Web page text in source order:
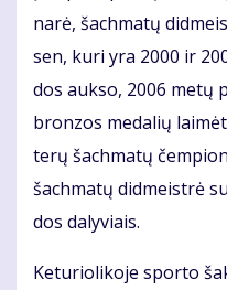
na­rė, šach­ma­tų
sen, ku­ri yra 2000 ir
dos auk­so, 2006 me­tų
bron­zos me­da­lių
te­rų šach­ma­tų
šach­ma­tų did­meist­rė
dos da­ly­viais.
Ke­tu­rio­li­ko­je spor­to